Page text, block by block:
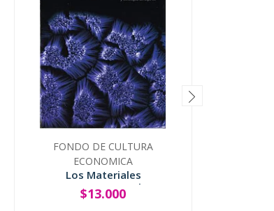
FONDO DE CULTURA
ECONOMICA
Los Materiales
Nanoestructurados
+
$13.000